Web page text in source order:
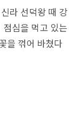
라 선덕왕 때 강
심을 먹고 있는
을 꺾어 바쳤다